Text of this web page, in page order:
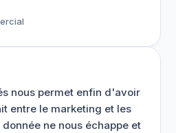
nous permet enfin d'avoir
entre le marketing et les
ne nous échappe et